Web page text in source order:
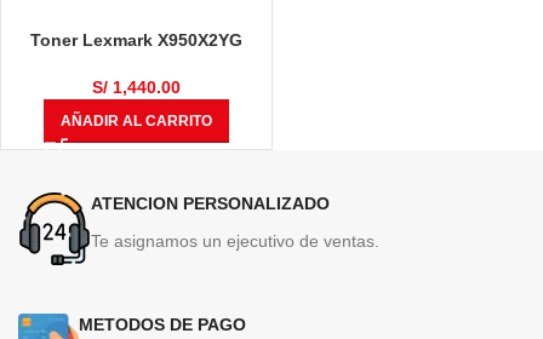
Toner Lexmark X950X2YG
Pàginas
S/1,440.00
AÑADIR AL CARRITO
ATENCION PERSONALIZADO
Te asignamos un ejecutivo de ventas.
METODOS DE PAGO